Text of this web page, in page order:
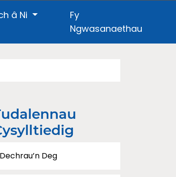
â Ni
Fy
Ngwasanaethau
Dechrau’n Deg